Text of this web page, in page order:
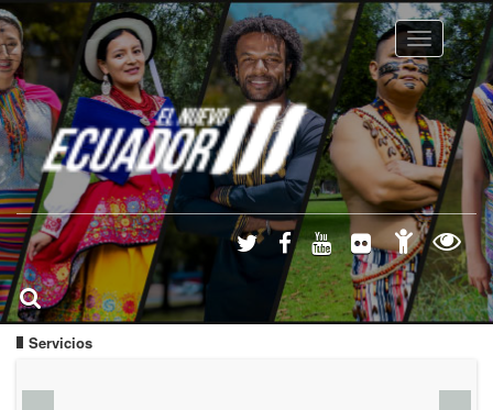
Toggle
Servicios